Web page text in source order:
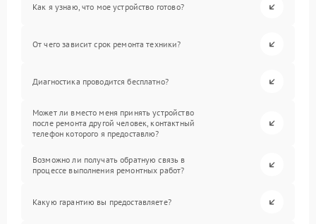
Как я узнаю, что мое устройство готово?
От чего зависит срок ремонта техники?
Диагностика проводится бесплатно?
Может ли вместо меня принять устройство
после ремонта другой человек, контактный
телефон которого я предоставлю?
Возможно ли получать обратную связь в
процессе выполнения ремонтных работ?
Какую гарантию вы предоставляете?